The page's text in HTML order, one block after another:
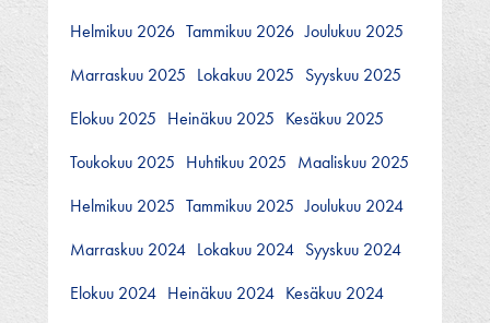
Helmikuu 2026 Tammikuu 2026 Joulukuu 2025
Marraskuu 2025 Lokakuu 2025 Syyskuu 2025
Elokuu 2025 Heinäkuu 2025 Kesäkuu 2025
Toukokuu 2025 Huhtikuu 2025 Maaliskuu 2025
Helmikuu 2025 Tammikuu 2025 Joulukuu 2024
Marraskuu 2024 Lokakuu 2024 Syyskuu 2024
Elokuu 2024 Heinäkuu 2024 Kesäkuu 2024